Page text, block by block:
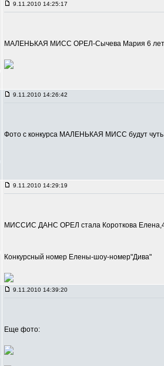
9.11.2010 14:25:17
МАЛЕНЬКАЯ МИСС ОРЕЛ-Сычева Мария 6
9.11.2010 14:26:42
Фото с конкурса МАЛЕНЬКАЯ МИСС будут
9.11.2010 14:29:19
МИССИС ДАНС ОРЕЛ стала Короткова
Конкурсный номер Елены-шоу-номер"Дива"
9.11.2010 14:39:20
Еще фото: